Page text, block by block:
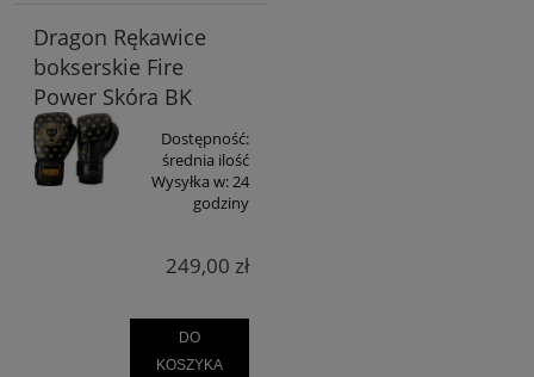
Dragon Rękawice
bokserskie Fire
Power Skóra BK
Dostępność:
średnia ilość
Wysyłka w:24
godziny
249,00 zł
DO
KOSZYKA